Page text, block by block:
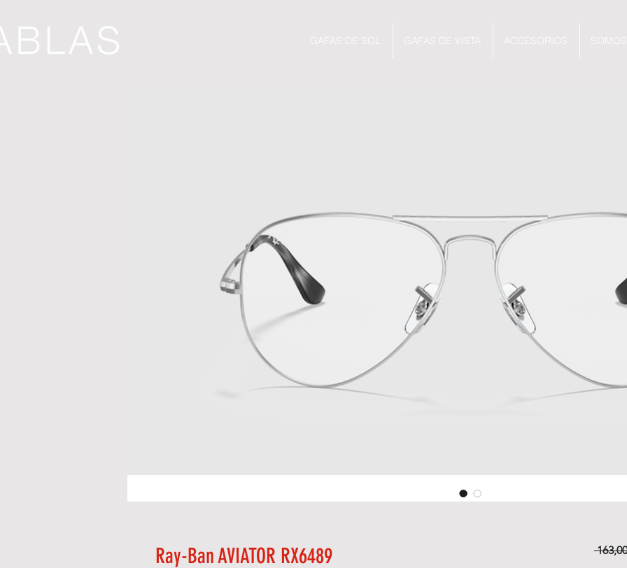
GAFAS DE SOL GAFAS DE VISTA ACCESORIOS
Ray-Ban AVIATOR RX6489